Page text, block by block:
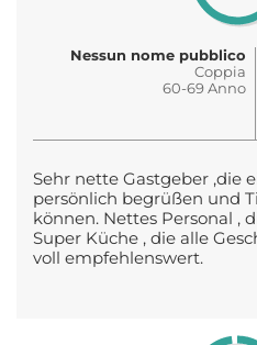
Nessun nome pubblico
Coppia
60-69 Anno
Sehr nette Gastgeber ,die
persönlich begrüßen und
können. Nettes Personal ,
Super Küche , die alle
voll empfehlenswert.